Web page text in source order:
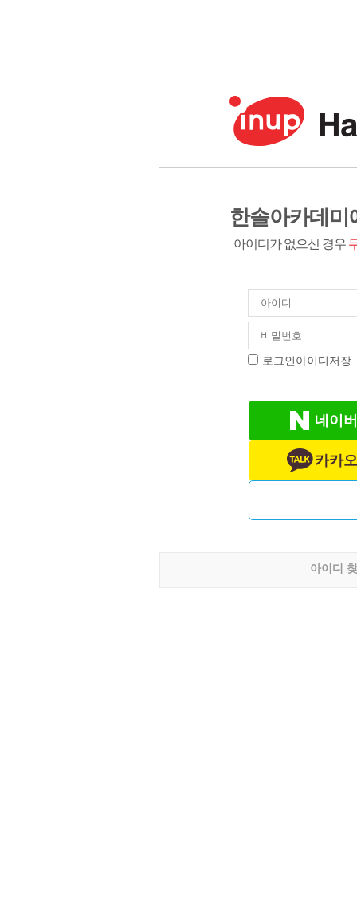
한솔아카데미
아이디가 없으신 경우
로그인아이디저장
네이
카카
아이디